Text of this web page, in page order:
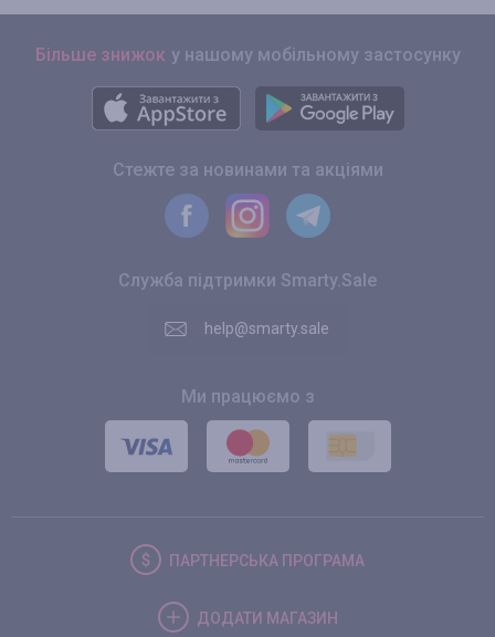
Більше знижок у нашому мобільному застосунку
Стежте за новинами та акціями
Служба підтримки Smarty.Sale
help@smarty.sale
Ми працюємо з
ПАРТНЕРСЬКА ПРОГРАМА
ДОДАТИ МАГАЗИН